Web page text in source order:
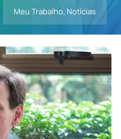
Meu Trabalho, Notícias